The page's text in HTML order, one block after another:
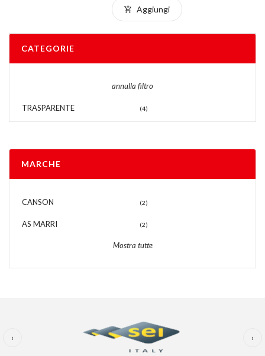
Aggiungi
CATEGORIE
annulla filtro
TRASPARENTE (4)
MARCHE
CANSON (2)
AS MARRI (2)
Mostra tutte
‹ ›